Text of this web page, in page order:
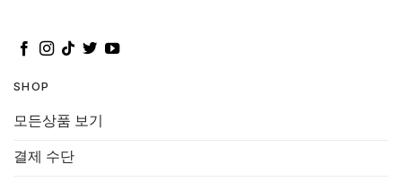
SHOP
모든상품 보기
결제 수단